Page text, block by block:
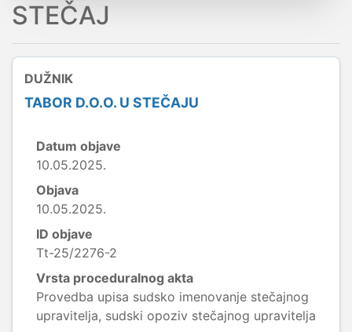
STEČAJ
DUŽNIK
TABOR D.O.O. U STEČAJU
Datum objave
10.05.2025.
Objava
10.05.2025.
ID objave
Tt-25/2276-2
Vrsta proceduralnog akta
Provedba upisa sudsko imenovanje stečajnog
upravitelja, sudski opoziv stečajnog upravitelja